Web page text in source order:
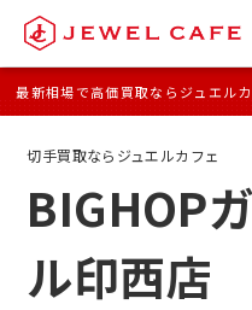
最新相場で高価買取ならジュエル
切手買取ならジュエルカフェ
BIGHOP
ル印西店